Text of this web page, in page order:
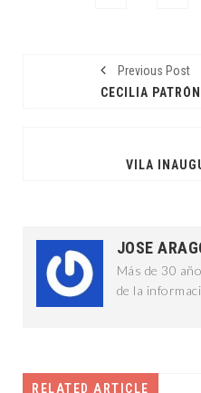
Previous Post
JOSE
Más de 30
de la
RELATED ARTICLE